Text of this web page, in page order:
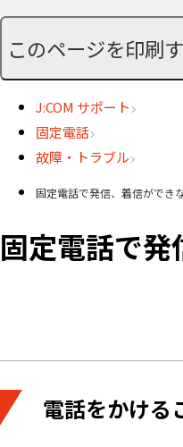
このページを印刷
J:COM サポート
固定電話
故障・トラブル
固定電話で発信、着信ができ
固定電話で
電話をかける